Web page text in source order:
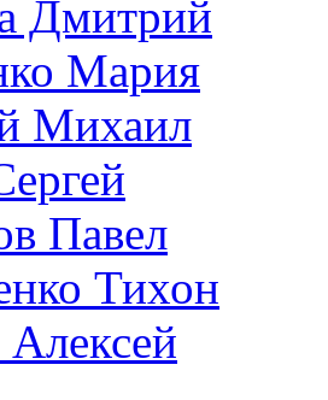
Дмитрий
Мария
Михаил
Павел
Тихон